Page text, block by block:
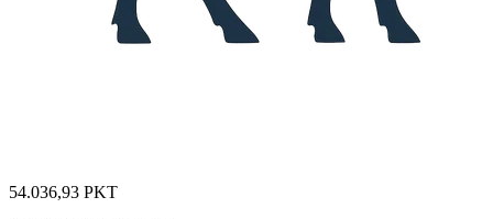
54.036,93 PKT